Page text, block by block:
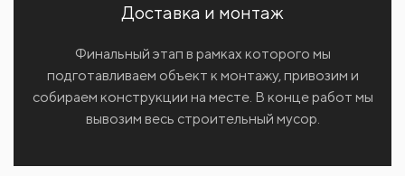
Доставка и монтаж
Финальный этап в рамках которого мы
подготавливаем объект к монтажу, привозим и
собираем конструкции на месте. В конце работ мы
вывозим весь строительный мусор.